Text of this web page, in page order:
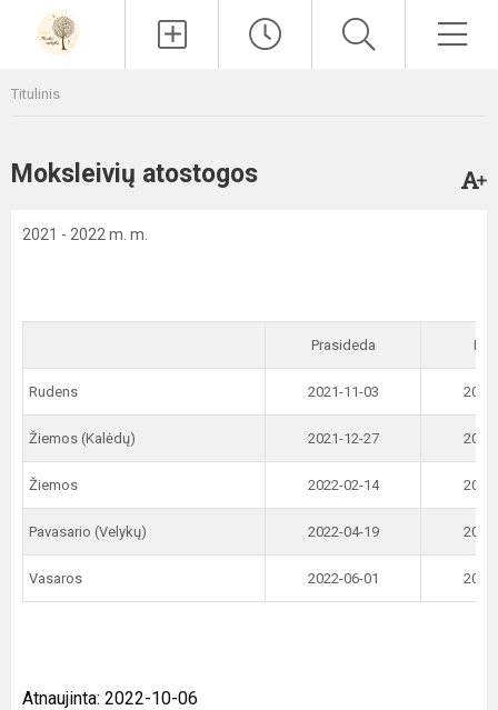
Titulinis
Moksleivių atostogos
2021 - 2022 m. m.
Prasideda
Rudens 2021-11-03
Žiemos (Kalėdų) 2021-12-27
Žiemos 2022-02-14
Pavasario (Velykų) 2022-04-19
Vasaros 2022-06-01
Atnaujinta: 2022-10-06